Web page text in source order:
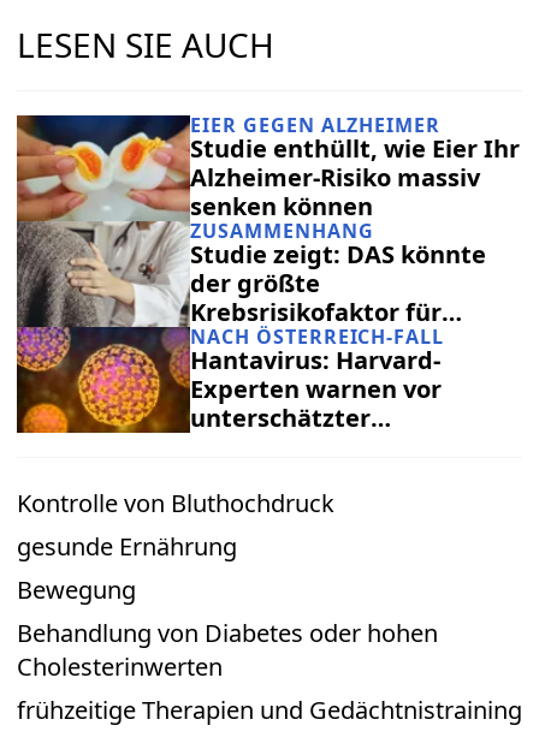
LESEN SIE AUCH
EIER GEGEN ALZHEIMER
Studie enthüllt, wie Eier Ihr
Alzheimer-Risiko massiv
senken können
ZUSAMMENHANG
Studie zeigt: DAS könnte
der größte
Krebsrisikofaktor für
Menschen unter 50 sein
NACH ÖSTERREICH-FALL
Hantavirus: Harvard-
Experten warnen vor
unterschätzter
Kontrolle von Bluthochdruck
gesunde Ernährung
Bewegung
Behandlung von Diabetes oder hohen
Cholesterinwerten
frühzeitige Therapien und Gedächtnistraining